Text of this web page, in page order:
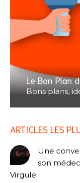
Le Bon Plan
Bons plans,
ARTICLES LES
Une
son
Virgule